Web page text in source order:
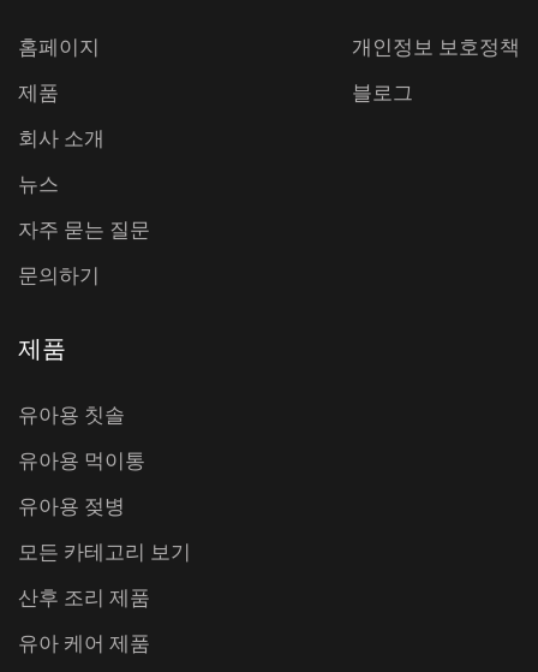
홈페이지
제품
회사 소개
뉴스
자주 묻는 질문
문의하기
개인정보 보호정책
블로그
제품
유아용 칫솔
유아용 먹이통
유아용 젖병
모든 카테고리 보기
산후 조리 제품
유아 케어 제품